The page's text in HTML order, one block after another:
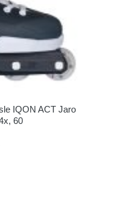
IQON ACT Jaro
60